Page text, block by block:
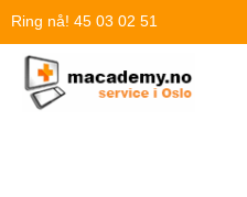
Hopp
innholdet
Ring nå! 45 03 02 51